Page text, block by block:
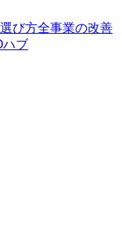
び方全事業の改善
ハブ